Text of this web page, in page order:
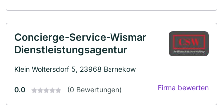
Concierge-Service-Wismar
Dienstleistungsagentur
Klein Woltersdorf 5, 23968 Barnekow
0.0 (0 Bewertungen) Firma bewerten